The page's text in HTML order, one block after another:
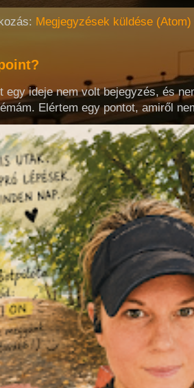
Megjegyzések küldése (Atom)
egy ideje nem volt bejegyzés, és
Elértem egy pontot, amiről